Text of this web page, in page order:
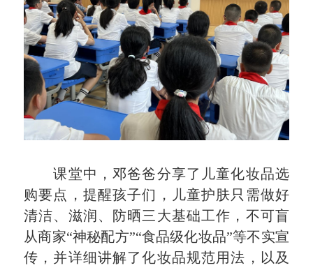
课堂中，邓爸爸分享了儿童化妆品选
购要点，提醒孩子们，儿童护肤只需做好
清洁、滋润、防晒三大基础工作，不可盲
从商家“神秘配方”“食品级化妆品”等不实宣
传，并详细讲解了化妆品规范用法，以及